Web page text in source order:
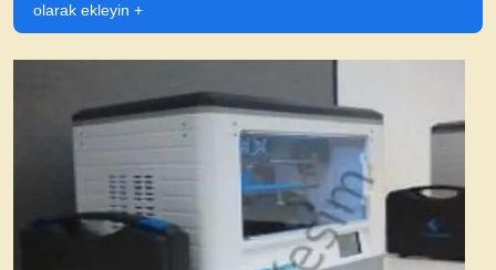
olarak ekleyin +